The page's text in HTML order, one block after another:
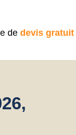
de devis gratuit